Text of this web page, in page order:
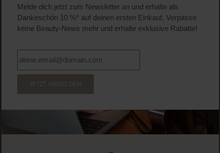
Melde dich jetzt zum Newsletter an und erhalte als
Dankeschön 10 %* auf deinen ersten Einkauf. Verpasse
keine Beauty-News mehr und erhalte exklusive Rabatte!
JETZT ANMELDEN